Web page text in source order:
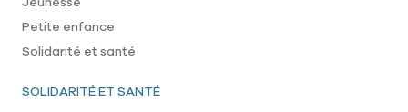
Petite enfance
Solidarité et santé
SOLIDARITÉ ET SANTÉ